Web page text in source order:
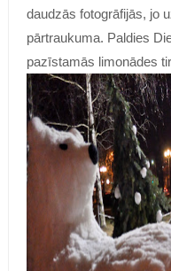
daudzās fotogrāfijās, jo
pārtraukuma. Paldies
pazīstamās limonādes